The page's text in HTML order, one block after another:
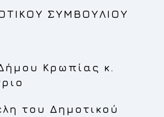
ΣΥΜΒΟΥΛΙΟΥ
Κρωπίας κ.
του Δημοτικού